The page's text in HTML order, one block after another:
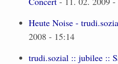
Heute Noise -
2008 - 15:14
trudi.sozial :: jubilee ::